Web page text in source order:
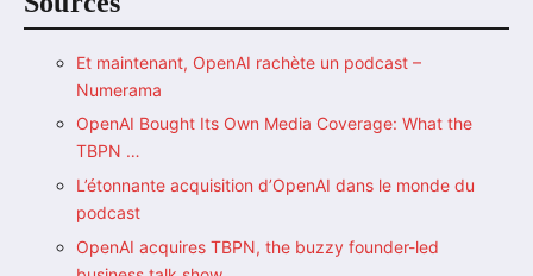
Et maintenant, OpenAI rachète un podcast –
Numerama
OpenAI Bought Its Own Media Coverage: What the
TBPN …
L’étonnante acquisition d’OpenAI dans le monde du
podcast
OpenAI acquires TBPN, the buzzy founder-led